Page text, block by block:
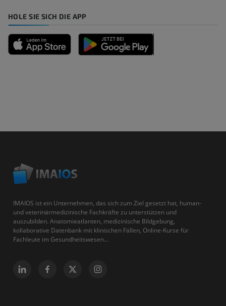
HOLE SIE SICH DIE APP
IMAIOS ist ein Unternehmen, das sich zum Ziel gesetzt hat, human-
und veterinärmedizinische Fachkräfte zu unterstützen und
auszubilden. Anatomieatlanten, medizinische Bildgebung,
kollaborative Datenbank mit klinischen Fällen, Online-Kurse für
Fachleute im Gesundheitswesen...